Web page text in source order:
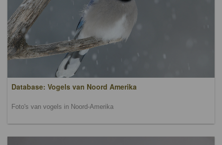
Database: Vogels van Noord Amerika
Foto's van vogels in Noord-Amerika